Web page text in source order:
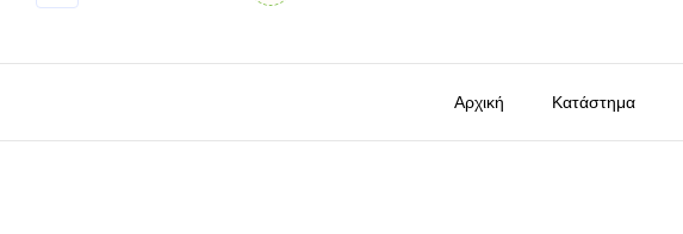
Αρχική Κατάστημα